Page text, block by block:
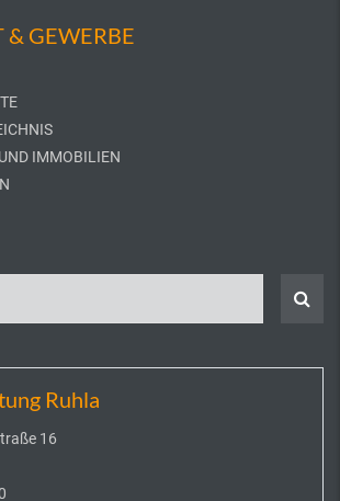
& GEWERBE
IMMOBILIEN
Ruhla
16